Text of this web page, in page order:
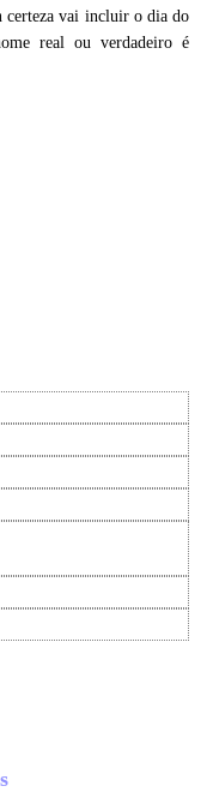
certeza vai incluir o dia do
real ou verdadeiro é